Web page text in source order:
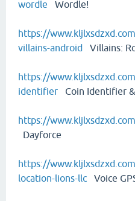
wordle Wordle!
https://
villains-android Villains:
https://
identifier Coin Identifier
https://
Dayforce
https://
location-lions-llc Voice